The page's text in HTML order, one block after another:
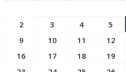
2
3 4 5
9
10 11 12
16
17 18 19